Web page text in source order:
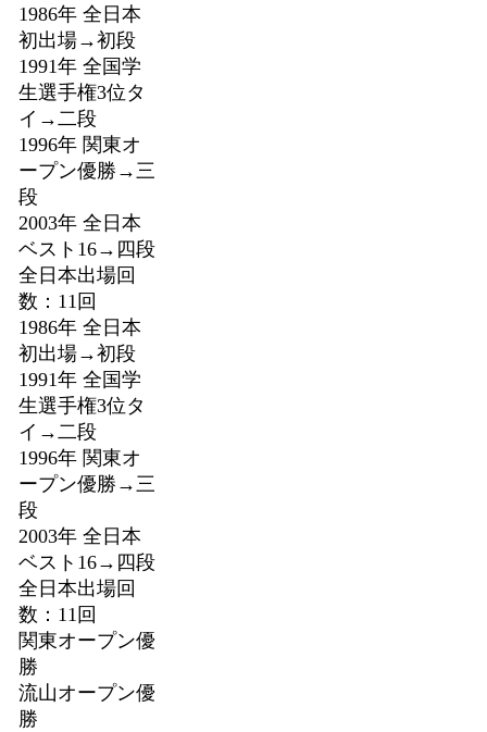
1986年 全日本
初出場→初段
1991年 全国学
生選手権3位タ
イ→二段
1996年 関東オ
ープン優勝→三
段
2003年 全日本
ベスト16→四段
全日本出場回
数：11回
1986年 全日本
初出場→初段
1991年 全国学
生選手権3位タ
イ→二段
1996年 関東オ
ープン優勝→三
段
2003年 全日本
ベスト16→四段
全日本出場回
数：11回
関東オープン優
勝
流山オープン優
勝